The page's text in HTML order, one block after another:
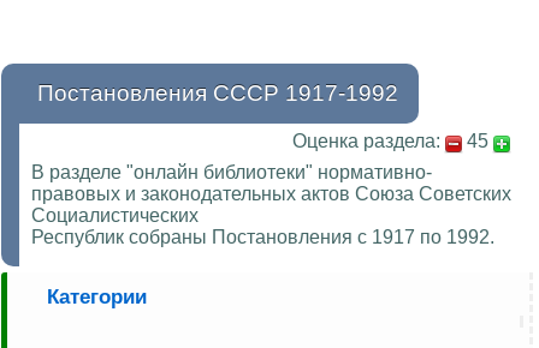
Постановления СССР 1917-1992
Оценка раздела:
45
В разделе "онлайн библиотеки" нормативно-
правовых и законодательных актов Союза Советских
Социалистических
Республик собраны Постановления с 1917 по 1992.
Категории